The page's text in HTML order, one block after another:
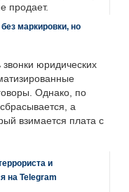
продает.
маркировки, но
юридических
Однако, по
а
взимается плата с
и
на Telegram